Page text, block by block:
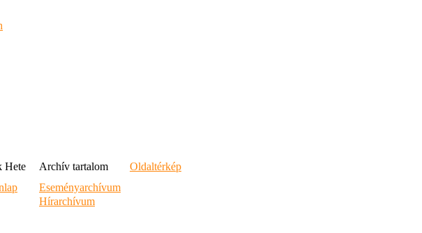
Hete
Archív tartalom
Eseményarchívum
Hírarchívum
Oldaltérkép